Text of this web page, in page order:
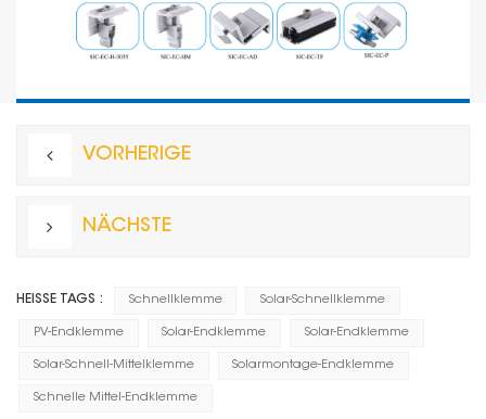
VORHERIGE
NÄCHSTE
HEISSE TAGS : Schnellklemme Solar-Schnellklemme
PV-Endklemme Solar-Endklemme Solar-Endklemme
Solar-Schnell-Mittelklemme Solarmontage-Endklemme
Schnelle Mittel-Endklemme